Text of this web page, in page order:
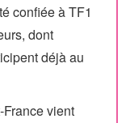
confiée à TF1
dont
déjà au
vient